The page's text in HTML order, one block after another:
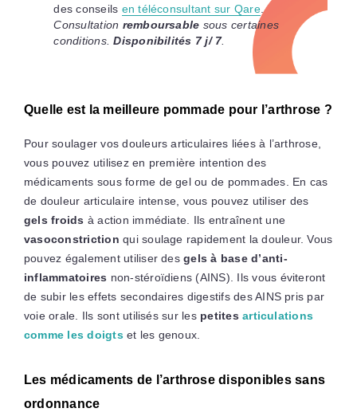
des conseils en téléconsultant sur Qare.
Consultation remboursable sous certaines
conditions.Disponibilités 7 j/ 7.
Quelle est la meilleure pommade pour l’arthrose ?
Pour soulager vos douleurs articulaires liées à l’arthrose,
vous pouvez utilisez en première intention des
médicaments sous forme de gel ou de pommades. En cas
de douleur articulaire intense, vous pouvez utiliser des
gels froids à action immédiate. Ils entraînent une
vasoconstriction qui soulage rapidement la douleur. Vous
pouvez également utiliser desgels à base d’anti-
inflammatoires non-stéroïdiens (AINS). Ils vous éviteront
de subir les effets secondaires digestifs des AINS pris par
voie orale. Ils sont utilisés sur les petitesarticulations
comme les doigtset les genoux.
Les médicaments de l’arthrose disponibles sans
ordonnance